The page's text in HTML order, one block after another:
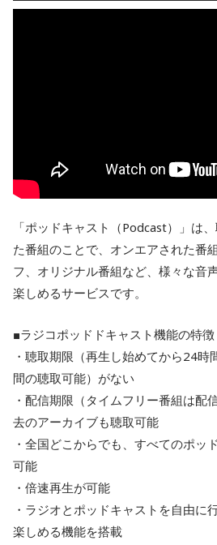
「ポッドキャスト（Podcast）」は
た番組のことで、オンエアされた番
フ、オリジナル番組など、様々な音
楽しめるサービスです。
■ラジコポッドドキャスト機能の特徴
・聴取期限（再生し始めてから24
間の聴取可能）がない
・配信期限（タイムフリー番組は配
去のアーカイブも聴取可能
・全国どこからでも、すべてのポッ
可能
・倍速再生が可能
・ラジオとポッドキャストを自由に
楽しめる機能を搭載